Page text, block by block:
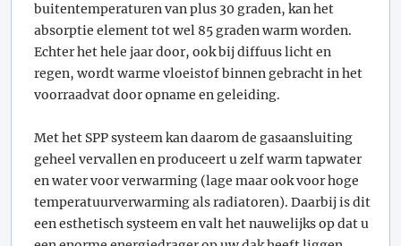
buitentemperaturen van plus 30 graden, kan het
absorptie element tot wel 85 graden warm worden.
Echter het hele jaar door, ook bij diffuus licht en
regen, wordt warme vloeistof binnen gebracht in het
voorraadvat door opname en geleiding.
Met het SPP systeem kan daarom de gasaansluiting
geheel vervallen en produceert u zelf warm tapwater
en water voor verwarming (lage maar ook voor hoge
temperatuurverwarming als radiatoren). Daarbij is dit
een esthetisch systeem en valt het nauwelijks op dat u